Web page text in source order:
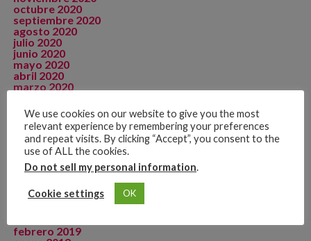
octubre 2020
septiembre 2020
agosto 2020
julio 2020
junio 2020
mayo 2020
abril 2020
marzo 2020
enero 2020
diciembre 2019
noviembre 2019
octubre 2019
septiembre 2019
agosto 2019
julio 2019
junio 2019
mayo 2019
febrero 2019
We use cookies on our website to give you the most
relevant experience by remembering your preferences
and repeat visits. By clicking “Accept”, you consent to the
use of ALL the cookies.
Do not sell my personal information.
Cookie settings OK